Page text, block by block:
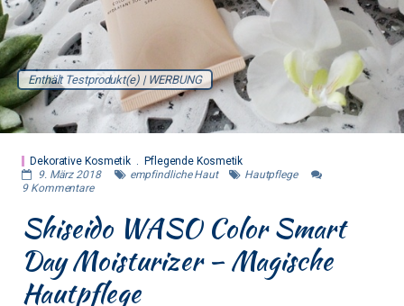
Dekorative Kosmetik
Pflegende Kosmetik
9. März 2018
Enthält Testprodukt(e) | WERBUNG
empfindliche Haut
Hautpflege
9 Kommentare
Shiseido WASO Color Smart
Day Moisturizer – Magische
Hautpflege